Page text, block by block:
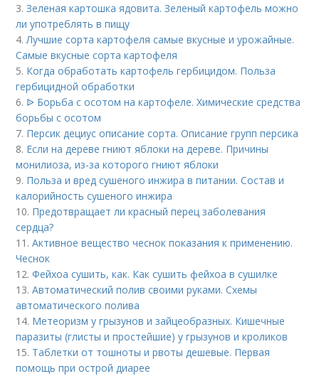
3.Зеленая картошка ядовита. Зеленый картофель можно
ли употреблять в пищу
4.Лучшие сорта картофеля самые вкусные и урожайные.
Самые вкусные сорта картофеля
5. Когда обработать картофель гербицидом. Польза
гербицидной обработки
6. ᐉ Борьба с осотом на картофеле. Химические средства
борьбы с осотом
7. Персик дециус описание сорта. Описание групп персика
8. Если на дереве гниют яблоки на дереве. Причины
монилиоза, из-за которого гниют яблоки
9. Польза и вред сушеного инжира в питании. Состав и
калорийность сушеного инжира
10. Предотвращает ли красный перец заболевания
сердца?
11.Активное вещество чеснок показания к применению.
Чеснок
12.Фейхоа сушить, как. Как сушить фейхоа в сушилке
13.Автоматический полив своими руками. Схемы
автоматического полива
14. Метеоризм у грызунов и зайцеобразных. Кишечные
паразиты (глисты и простейшие) у грызунов и кроликов
15. Таблетки от тошноты и рвоты дешевые. Первая
помощь при острой диарее